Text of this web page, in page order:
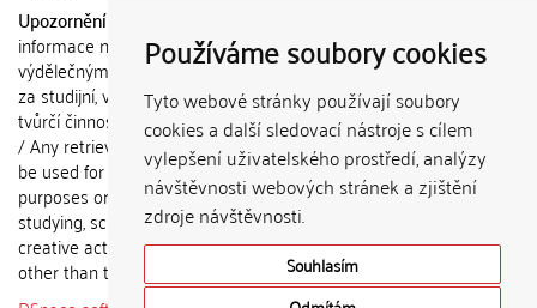
Používáme soubory cookies
Tyto webové stránky používají soubory
cookies a další sledovací nástroje s cílem
vylepšení uživatelského prostředí, analýzy
návštěvnosti webových stránek a zjištění
zdroje návštěvnosti.
Souhlasím
Upozornění / Notice:
informace nemohou být použity k
výdělečným účelům nebo vydávány
za studijní, vědeckou nebo jinou
tvůrčí činnost jiné osoby než autora.
/ Any retrieved information shall not
be used for any commercial
purposes or claimed as results of
studying, scientific or any other
creative activities of any person
other than the author.